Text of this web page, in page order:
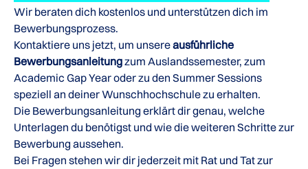
Wir beraten dich kostenlos und unterstützen dich im
Bewerbungsprozess.
Kontaktiere uns jetzt, um unsereausführliche
Bewerbungsanleitungzum Auslandssemester, zum
Academic Gap Year oder zu den Summer Sessions
speziell an deiner Wunschhochschule zu erhalten.
Die Bewerbungsanleitung erklärt dir genau, welche
Unterlagen du benötigst und wie die weiteren Schritte zur
Bewerbung aussehen.
Bei Fragen stehen wir dir jederzeit mit Rat und Tat zur